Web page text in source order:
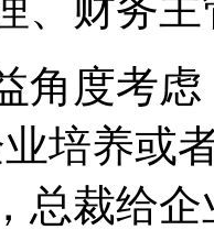
度考虑
培养或
总裁给